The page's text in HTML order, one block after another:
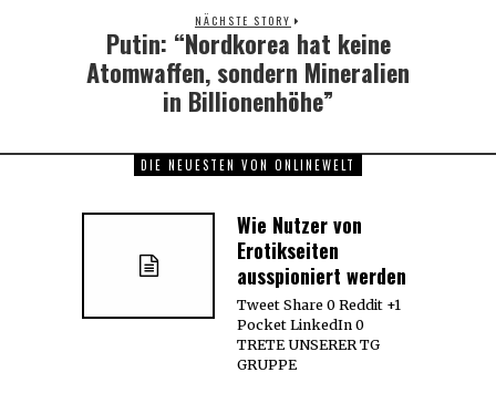
NÄCHSTE STORY
Next
post:
Putin: “Nordkorea hat keine
Atomwaffen, sondern Mineralien
in Billionenhöhe”
DIE NEUESTEN VON ONLINEWELT
Wie Nutzer von
Erotikseiten
ausspioniert werden
Tweet Share 0 Reddit +1
Pocket LinkedIn 0
TRETE UNSERER TG
GRUPPE